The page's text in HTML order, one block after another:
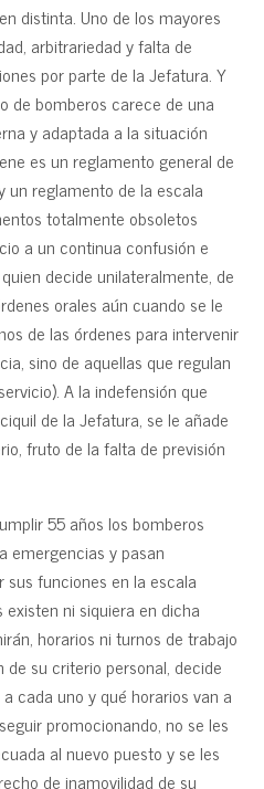
distinta. Uno de los mayores
arbitrariedad y falta de
por parte de la Jefatura. Y
de bomberos carece de una
y adaptada a la situación
es un reglamento general de
un reglamento de la escala
totalmente obsoletos
a un continua confusión e
decide unilateralmente, de
orales aún cuando se le
de las órdenes para intervenir
sino de aquellas que regulan
A la indefensión que
de la Jefatura, se le añade
fruto de la falta de previsión
55 años los bomberos
emergencias y pasan
funciones en la escala
ni siquiera en dicha
horarios ni turnos de trabajo
su criterio personal, decide
cada uno y qué horarios van a
promocionando, no se les
al nuevo puesto y se les
de inamovilidad de su